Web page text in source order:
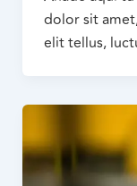
dolor sit
elit tellus,